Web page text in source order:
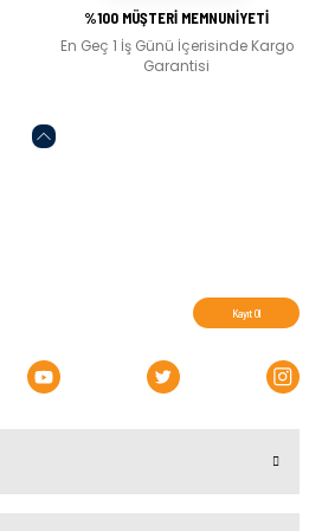
%100 MÜŞTERİ MEMNUNİYETİ
En Geç 1 İş Günü İçerisinde Kargo
Garantisi
Kayıt Ol